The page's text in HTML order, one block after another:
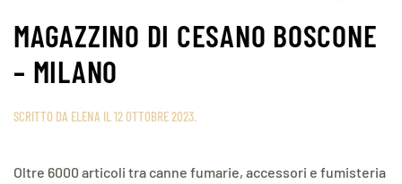
MAGAZZINO DI CESANO BOSCONE
– MILANO
SCRITTO DA ELENA IL12 OTTOBRE 2023.
Oltre 6000 articoli tra canne fumarie, accessori e fumisteria